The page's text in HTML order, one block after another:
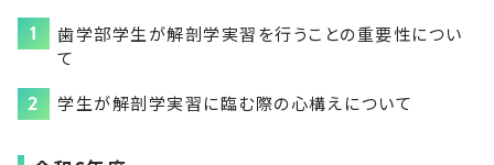
歯学部学生が解剖学実習を行うことの重要性につい
て
学生が解剖学実習に臨む際の心構えについて